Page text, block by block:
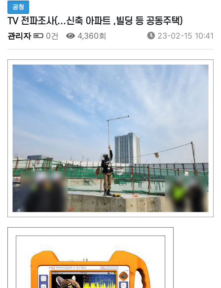
공청
TV 전파조사(...신축 아파트 ,빌딩 등 공동주택)
관리자 0건 4,360회 23-02-15 10:41